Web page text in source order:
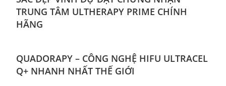
TRUNG TÂM ULTHERAPY PRIME CHÍNH
HÃNG
QUADORAPY – CÔNG NGHỆ HIFU ULTRACEL
Q+ NHANH NHẤT THẾ GIỚI